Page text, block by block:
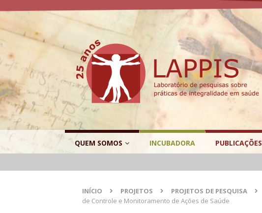
QUEM SOMOS INCUBADORA PUBLICAÇÕES
INÍCIO PROJETOS PROJETOS DE PESQUISA
de Controle e Monitoramento de Ações de Saúde